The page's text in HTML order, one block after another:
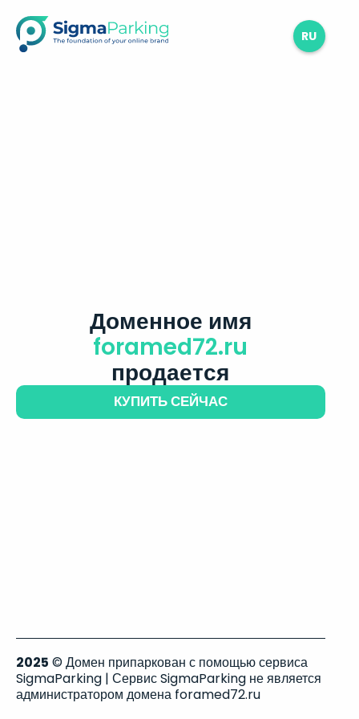
RU
Доменное имя
foramed72.ru
продается
КУПИТЬ СЕЙЧАС
2025 © Домен припаркован с помощью сервиса
SigmaParking | Сервис SigmaParking не является
администратором домена foramed72.ru